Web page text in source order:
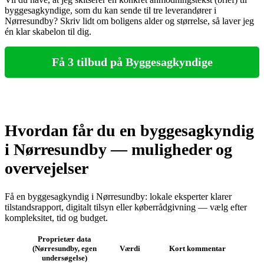
byggesagkyndige, som du kan sende til tre leverandører i
Nørresundby? Skriv lidt om boligens alder og størrelse, så laver jeg
én klar skabelon til dig.
Få 3 tilbud på Byggesagkyndige
Hvordan får du en byggesagkyndig
i Nørresundby — muligheder og
overvejelser
Få en byggesagkyndig i Nørresundby: lokale eksperter klarer
tilstandsrapport, digitalt tilsyn eller køberrådgivning — vælg efter
kompleksitet, tid og budget.
Proprietær data
(Nørresundby, egen
undersøgelse)
Værdi Kort kommentar